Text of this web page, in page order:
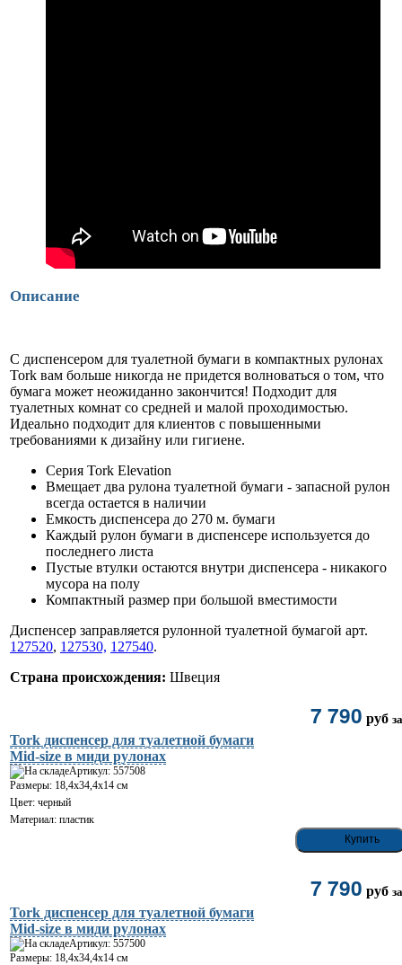
Описание
С диспенсером для туалетной бумаги в компактных рулонах
Tork вам больше никогда не придется волноваться о том, что
бумага может неожиданно закончится! Подходит для
туалетных комнат со средней и малой проходимостью.
Идеально подходит для клиентов с повышенными
требованиями к дизайну или гигиене.
Серия Tork Elevation
Вмещает два рулона туалетной бумаги - запасной рулон
всегда остается в наличии
Емкость диспенсера до 270 м. бумаги
Каждый рулон бумаги в диспенсере используется до
последнего листа
Пустые втулки остаются внутри диспенсера - никакого
мусора на полу
Компактный размер при большой вместимости
Диспенсер заправляется рулонной туалетной бумагой арт.
127520, 127530, 127540.
Страна происхождения: Швеция
Tork диспенсер для туалетной бумаги
Mid-size в миди рулонах
Артикул: 557508
Размеры: 18,4х34,4х14 см
Цвет: черный
Материал: пластик
7 790 руб
Tork диспенсер для туалетной бумаги
Mid-size в миди рулонах
Артикул: 557500
Размеры: 18,4х34,4х14 см
7 790 руб